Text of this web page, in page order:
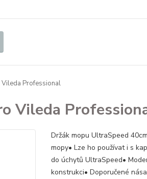
Vileda Professional
Vileda
Držák mopu UltraSpeed
mopy• Lze ho používat i s
do úchytů UltraSpeed•
konstrukci• Doporučené